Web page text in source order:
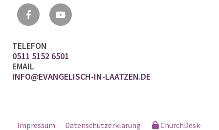
TELEFON
0511 5152 6501
EMAIL
INFO@EVANGELISCH-IN-LAATZEN.DE
Impressum Datenschutzerklärung ChurchDesk-